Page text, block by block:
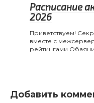
Расписание
2026
Приветствуем!
вместе с
рейтингами
Добавить